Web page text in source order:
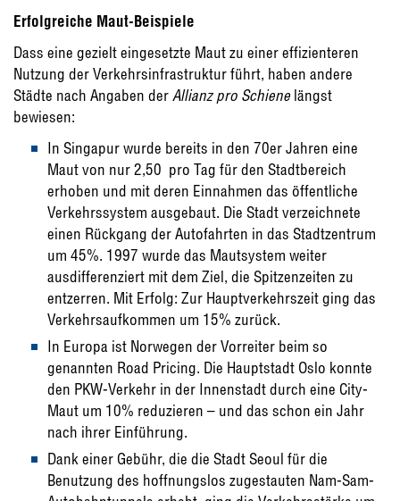
Erfolgreiche Maut-Beispiele
Dass eine gezielt eingesetzte Maut zu einer effizienteren
Nutzung der Verkehrsinfrastruktur führt, haben andere
Städte nach Angaben derAllianz pro Schiene längst
bewiesen:
In Singapur wurde bereits in den 70er Jahren eine
Maut von nur 2,50  pro Tag für den Stadtbereich
erhoben und mit deren Einnahmen das öffentliche
Verkehrssystem ausgebaut. Die Stadt verzeichnete
einen Rückgang der Autofahrten in das Stadtzentrum
um 45%. 1997 wurde das Mautsystem weiter
ausdifferenziert mit dem Ziel, die Spitzenzeiten zu
entzerren. Mit Erfolg: Zur Hauptverkehrszeit ging das
Verkehrsaufkommen um 15% zurück.
In Europa ist Norwegen der Vorreiter beim so
genannten Road Pricing. Die Hauptstadt Oslo konnte
den PKW-Verkehr in der Innenstadt durch eine City-
Maut um 10% reduzieren – und das schon ein Jahr
nach ihrer Einführung.
Dank einer Gebühr, die die Stadt Seoul für die
Benutzung des hoffnungslos zugestauten Nam-Sam-